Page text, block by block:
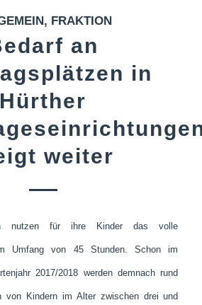
, FRAKTION
an
in
Hürther
weiter
nutzen für ihre Kinder das volle
Umfang von 45 Stunden. Schon im
2017/2018 werden demnach rund
von Kindern im Alter zwischen drei und